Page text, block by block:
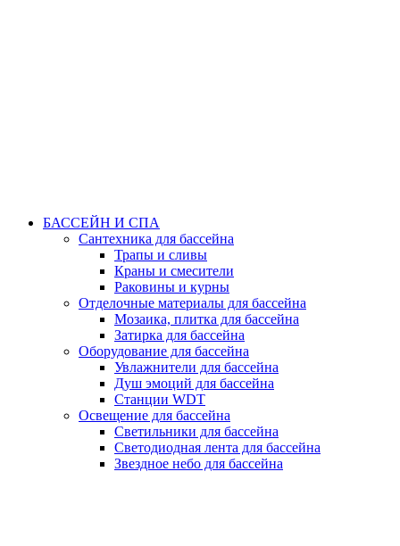
БАССЕЙН И СПА
Сантехника для бассейна
Трапы и сливы
Краны и смесители
Раковины и курны
Отделочные материалы для бассейна
Мозаика, плитка для бассейна
Затирка для бассейна
Оборудование для бассейна
Увлажнители для бассейна
Душ эмоций для бассейна
Станции WDT
Освещение для бассейна
Светильники для бассейна
Светодиодная лента для бассейна
Звездное небо для бассейна